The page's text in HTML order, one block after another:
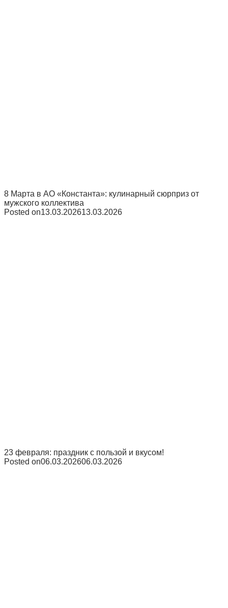
8 Марта в АО «Константа»: кулинарный сюрприз от
мужского коллектива
Posted on13.03.202613.03.2026
23 февраля: праздник с пользой и вкусом!
Posted on06.03.202606.03.2026